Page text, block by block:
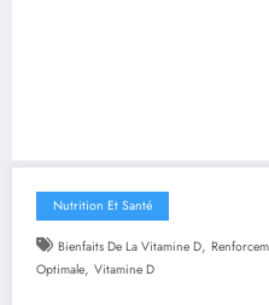
Nutrition Et Santé
Bienfaits De La Vitamine D,
Optimale, Vitamine D